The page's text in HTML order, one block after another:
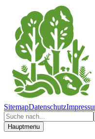
SitemapDatenschutz
Hauptmenu